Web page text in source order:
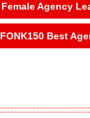
Female Agency
FONK150 Best